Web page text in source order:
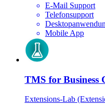
E-Mail Support
Telefonsupport
Mobile App
TMS for Business
Extensions-Lab